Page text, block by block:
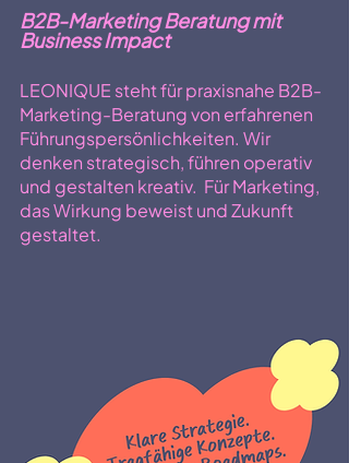
B2B-Marketing Beratung mit
Business Impact
LEONIQUE steht für praxisnahe B2B-
Marketing-Beratung von erfahrenen
Führungspersönlichkeiten. Wir
denken strategisch, führen operativ
und gestalten kreativ. Für Marketing,
das Wirkung beweist und Zukunft
gestaltet.